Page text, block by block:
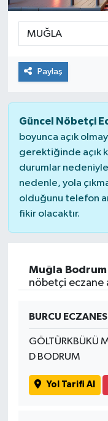
Paylaş
Güncel Nöbetçi
boyunca açık
gerektiğinde açık
durumlar
nedenle, yola
olduğunu telefon
fikir olacaktır.
Muğla Bodrum
nöbetçi eczane
BURCU ECZANESİ
GÖLTÜRKBÜKÜ
D BODRUM
Yol Tarifi Al
SPOR
İLÇELERİMİZ
RESMİ İLAN